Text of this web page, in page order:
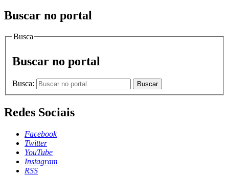
Buscar no portal
Busca
Buscar no portal
Busca: Buscar
Redes Sociais
Facebook
Twitter
YouTube
Instagram
RSS